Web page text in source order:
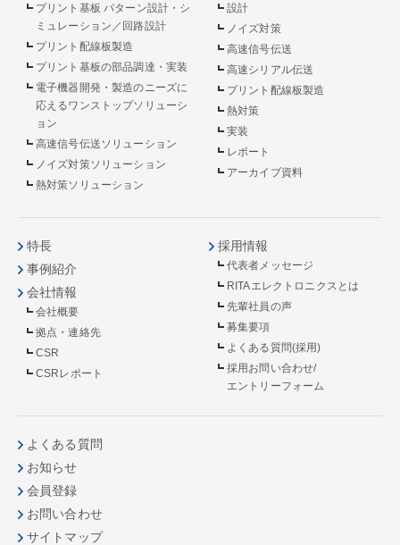
プリント基板 パターン設計・シ
ミュレーション／回路設計
プリント配線板製造
プリント基板の部品調達・実装
電子機器開発・製造のニーズに
応えるワンストップソリューシ
ョン
高速信号伝送ソリューション
ノイズ対策ソリューション
熱対策ソリューション
設計
ノイズ対策
高速信号伝送
高速シリアル伝送
プリント配線板製造
熱対策
実装
レポート
アーカイブ資料
特長
事例紹介
会社情報
会社概要
拠点・連絡先
CSR
CSRレポート
採用情報
代表者メッセージ
RITAエレクトロニクスとは
先輩社員の声
募集要項
よくある質問(採用)
採用お問い合わせ/
エントリーフォーム
よくある質問
お知らせ
会員登録
お問い合わせ
サイトマップ